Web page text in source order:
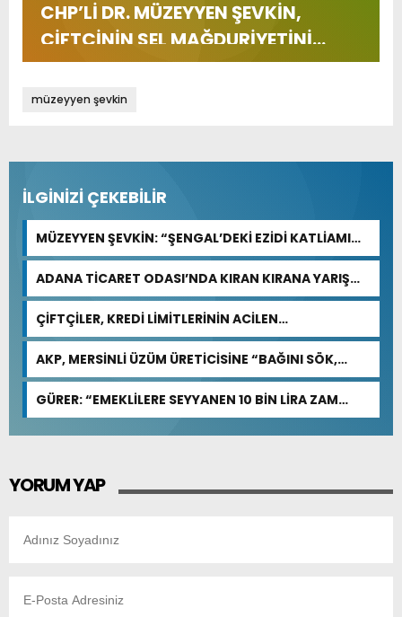
CHP’Lİ DR. MÜZEYYEN ŞEVKİN,
ÇİFTÇİNİN SEL MAĞDURİYETİNİ
TBMM’YE TAŞIDI
müzeyyen şevkin
İLGİNİZİ ÇEKEBİLİR
MÜZEYYEN ŞEVKİN: “ŞENGAL’DEKİ EZİDİ KATLİAMI
İNSANLIĞIN ORTAK ACISIDIR”
ADANA TİCARET ODASI’NDA KIRAN KIRANA YARIŞ
BEKLENİYOR
ÇİFTÇİLER, KREDİ LİMİTLERİNİN ACİLEN
GÜNCELLENMESİNİ İSTİYOR
AKP, MERSİNLİ ÜZÜM ÜRETİCİSİNE “BAĞINI SÖK,
TOPRAĞINI TERK ET” DİYOR
GÜRER: “EMEKLİLERE SEYYANEN 10 BİN LİRA ZAM
YAPILMALI”
YORUM YAP